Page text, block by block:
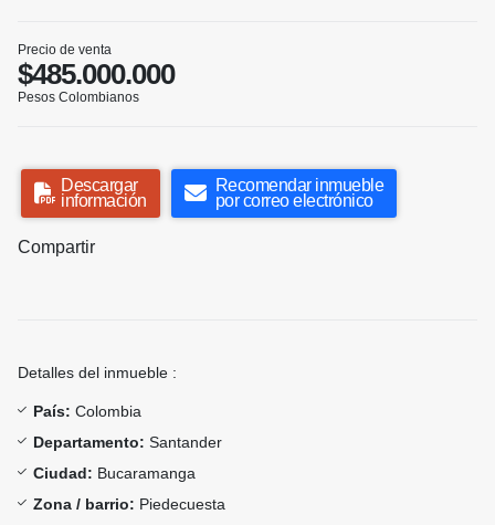
Precio de venta
$485.000.000
Pesos Colombianos
Descargar
información
Recomendar inmueble
por correo electrónico
Compartir
Detalles del inmueble :
País: Colombia
Departamento: Santander
Ciudad: Bucaramanga
Zona / barrio: Piedecuesta